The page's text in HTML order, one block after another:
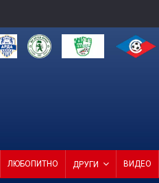
ЛЮБОПИТНО ДРУГИ ВИДЕО